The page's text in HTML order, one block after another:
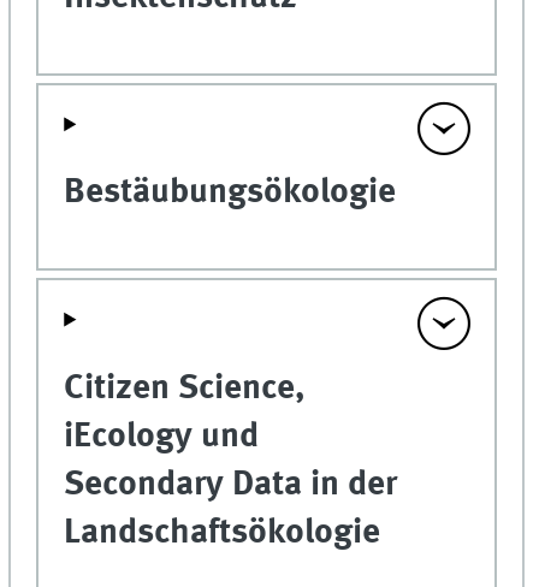
Bestäubungsökologie
Citizen Science,
iEcology und
Secondary Data in der
Landschaftsökologie